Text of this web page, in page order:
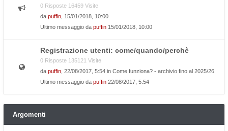
0 Risposte 16459 Visite
da puffin , 15/01/2018, 10:00
Ultimo messaggio da puffin 15/01/2018, 10:00
Registrazione utenti: come/quando/perchè
0 Risposte 135121 Visite
da puffin , 22/08/2017, 5:54 in Come funziona? - archivio fino al 2025/26
Ultimo messaggio da puffin 22/08/2017, 5:54
Argomenti